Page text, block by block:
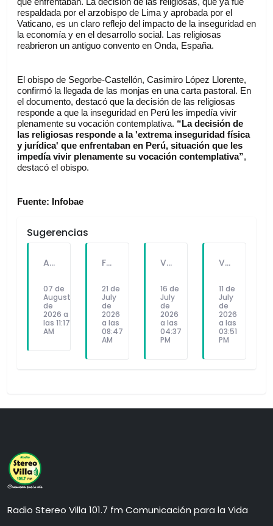
que enfrentaban. La decisión de las religiosas, que ya fue
respaldada por el arzobispo de Lima y aprobada por el
Vaticano, es un claro reflejo del impacto de la inseguridad en
la economía y en el desarrollo social. Las religiosas
reabrieron un antiguo convento en Onda, España.
El obispo de Segorbe-Castellón, Casimiro López Llorente,
confirmó la llegada de las monjas en una carta pastoral. En
el documento, destacó que la decisión de las religiosas
responde a que la inseguridad en Perú les impedía vivir
plenamente su vocación contemplativa. “La decisión de
las religiosas responde a la 'extrema inseguridad física
y jurídica' que enfrentaban en Perú, situación que les
impedía vivir plenamente su vocación contemplativa”,
destacó el obispo.
Fuente: Infobae
Sugerencias
A PEDIDO DEL PÚBLICO: "SEX Y DINERO" EL NUEVO SINGLE DE FATKINGBULLA
07 de
August
de
2026 a
las 11:17
AM
FALLECE FORTUNATO CHUQUITAYPE ANDRADE, “EL CHOLO”, REFERENTE DE LA SOLIDARIDAD Y LA CULTURA EN VILLA EL SALVADOR
21 de
July
de
2026
a las
08:47
AM
VILLA EL SALVADOR RECIBE A ANA CORREA PARA PRESENTAR LIBRO SOBRE MEMORIA, TEATRO Y RESISTENCIA DURANTE EL CONFLICTO ARMADO INTERNO.
16 de
July
de
2026
a las
04:37
PM
VILLA EL SALVADOR: EL ALCALDE GUIDO IÑIGO PERALTA PRIORIZÓ CONCIERTO DE SOMOS PERÚ Y NO ASISTIÓ AL DESFILE ESCOLAR CÍVICO CULTURAL 2026
11 de
July
de
2026
a las
03:51
PM
Radio Stereo Villa 101.7 fm Comunicación para la Vida